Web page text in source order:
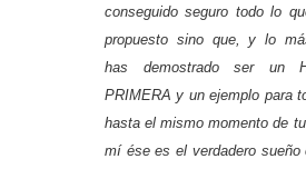
conseguido seguro todo lo
propuesto sino que, y lo
has demostrado ser un
PRIMERA y un ejemplo para
hasta el mismo momento de
mí ése es el verdadero sueño